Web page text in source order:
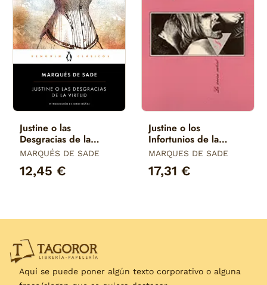
Justine o las
Desgracias de la
Virtud
MARQUÉS DE SADE
12,45 €
Justine o los
Infortunios de la
Virtud
MARQUES DE SADE
17,31 €
Aquí se puede poner algún texto corporativo o alguna